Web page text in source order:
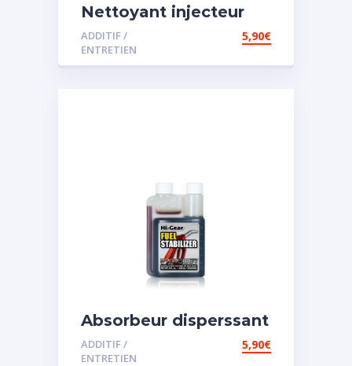
Nettoyant injecteur
diesel
ADDITIF /
ENTRETIEN
5,90€
Absorbeur disperssant
d’eau pour carburant
ADDITIF /
ENTRETIEN
5,90€